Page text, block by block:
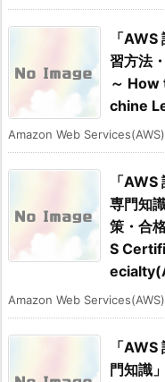
「
習方法
～
chine
Amazon Web
「
専門知
策・合
S
Amazon Web
「
門知識